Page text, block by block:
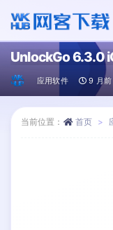
UnlockGo 6.3.0
应用软件 9 月前
当前位置： 首页
全部